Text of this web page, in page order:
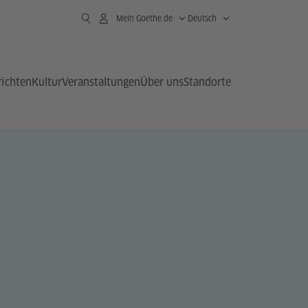
Mein Goethe.de Deutsch
KulturVeranstaltungenÜber unsStandorte